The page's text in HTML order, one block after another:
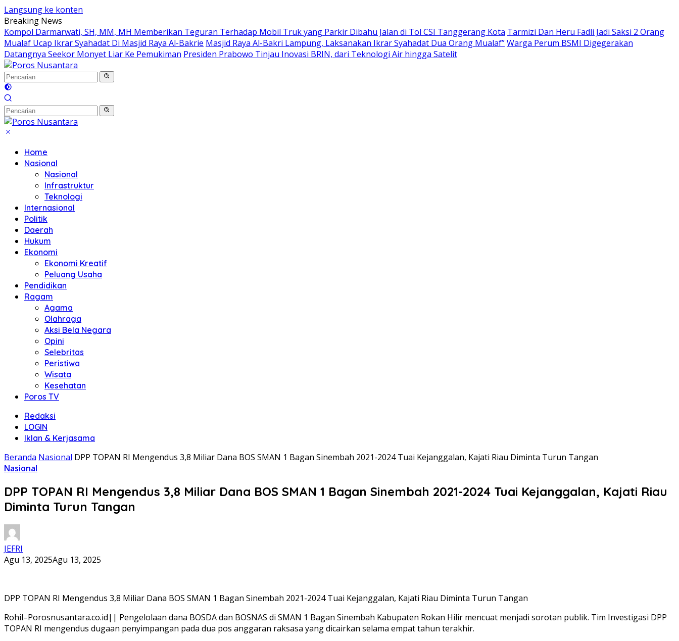
Langsung ke konten
Breaking News
Kompol Darmarwati, SH, MM, MH Memberikan Teguran Terhadap Mobil Truk yang Parkir Dibahu Jalan di Tol CSI Tanggerang Kota Tarmizi Dan Heru Fadli Jadi Saksi 2 Orang
Mualaf Ucap Ikrar Syahadat Di Masjid Raya Al-Bakrie Masjid Raya Al-Bakri Lampung, Laksanakan Ikrar Syahadat Dua Orang Mualaf”Warga Perum BSMI Digegerakan
Datangnya Seekor Monyet Liar Ke Pemukiman Presiden Prabowo Tinjau Inovasi BRIN, dari Teknologi Air hingga Satelit
Home
Nasional
Nasional
Infrastruktur
Teknologi
Internasional
Politik
Daerah
Hukum
Ekonomi
Ekonomi Kreatif
Peluang Usaha
Pendidikan
Ragam
Agama
Olahraga
Aksi Bela Negara
Opini
Selebritas
Peristiwa
Wisata
Kesehatan
Poros TV
Redaksi
LOGIN
Iklan & Kerjasama
Beranda Nasional DPP TOPAN RI Mengendus 3,8 Miliar Dana BOS SMAN 1 Bagan Sinembah 2021-2024 Tuai Kejanggalan, Kajati Riau Diminta Turun Tangan
Nasional
DPP TOPAN RI Mengendus 3,8 Miliar Dana BOS SMAN 1 Bagan Sinembah 2021-2024 Tuai Kejanggalan, Kajati Riau
Diminta Turun Tangan
JEFRI
Agu 13, 2025Agu 13, 2025
DPP TOPAN RI Mengendus 3,8 Miliar Dana BOS SMAN 1 Bagan Sinembah 2021-2024 Tuai Kejanggalan, Kajati Riau Diminta Turun Tangan
Rohil–Porosnusantara.co.id|| Pengelolaan dana BOSDA dan BOSNAS di SMAN 1 Bagan Sinembah Kabupaten Rokan Hilir mencuat menjadi sorotan publik. Tim Investigasi DPP
TOPAN RI mengendus dugaan penyimpangan pada dua pos anggaran raksasa yang dicairkan selama empat tahun terakhir.